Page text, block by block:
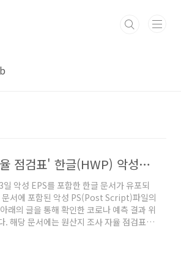
'원산지 조사 자율 점검표' 한글(HWP) 악성코드 유포
악성 EPS를 포함한 한글 문서가 유포되
문서에 포함된 악성 PS(Post Script)파일의
래의 글을 통해 확인한 코로나 예측 결과 위
. 해당 문서에는 원산지 조사 자율 점검표가
것으로 추정된다. 코로나 예측 결과 위장